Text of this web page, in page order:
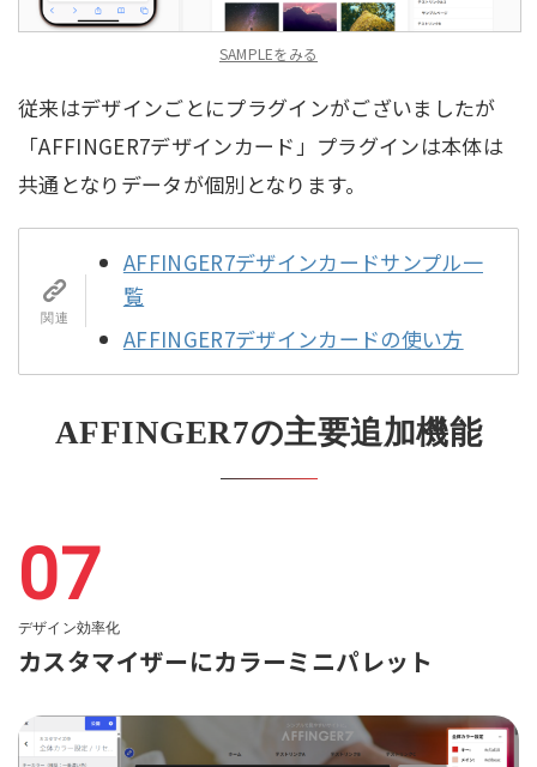
SAMPLEをみる
従来はデザインごとにプラグインがございましたが
「AFFINGER7デザインカード」プラグインは本体は
共通となりデータが個別となります。
AFFINGER7デザインカードサンプル一
覧
AFFINGER7デザインカードの使い方
AFFINGER7の主要追加機能
デザイン効率化
カスタマイザーにカラーミニパレット